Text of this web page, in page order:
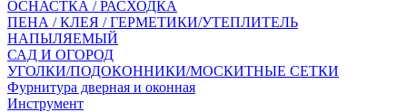
ОСНАСТКА / РАСХОДКА
ПЕНА / КЛЕЯ / ГЕРМЕТИКИ/УТЕПЛИТЕЛЬ
НАПЫЛЯЕМЫЙ
САД И ОГОРОД
УГОЛКИ/ПОДОКОННИКИ/МОСКИТНЫЕ СЕТКИ
Фурнитура дверная и оконная
Инструмент